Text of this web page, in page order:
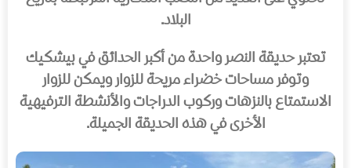
البلاد.
تعتبر حديقة النصر واحدة من أكبر الحدائق في بيشكيك
وتوفر مساحات خضراء مريحة للزوار ويمكن للزوار
الاستمتاع بالنزهات وركوب الدراجات والأنشطة الترفيهية
الأخرى في هذه الحديقة الجميلة.